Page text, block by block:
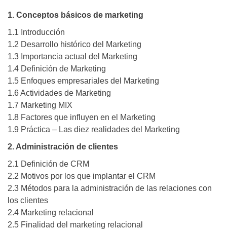
1. Conceptos básicos de marketing
1.1 Introducción
1.2 Desarrollo histórico del Marketing
1.3 Importancia actual del Marketing
1.4 Definición de Marketing
1.5 Enfoques empresariales del Marketing
1.6 Actividades de Marketing
1.7 Marketing MIX
1.8 Factores que influyen en el Marketing
1.9 Práctica – Las diez realidades del Marketing
2. Administración de clientes
2.1 Definición de CRM
2.2 Motivos por los que implantar el CRM
2.3 Métodos para la administración de las relaciones con
los clientes
2.4 Marketing relacional
2.5 Finalidad del marketing relacional